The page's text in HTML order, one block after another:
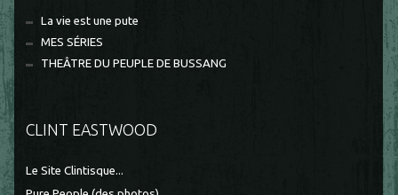
La vie est une pute
MES SÉRIES
THEÂTRE DU PEUPLE DE BUSSANG
CLINT EASTWOOD
Le Site Clintisque...